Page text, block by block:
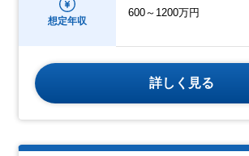
想定年収
600～1200万円
詳しく見る